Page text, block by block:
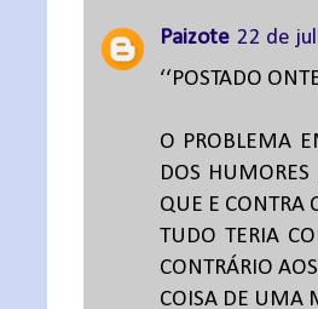
Paizote 22 de
‘‘POSTADO
O PROBLEMA
DOS
QUE E CONTRA
TUDO TERIA
CONTRÁRIO
COISA DE UMA